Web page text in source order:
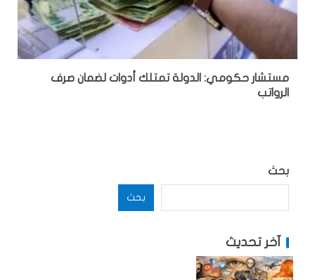
مستشار حكومي: الدولة تمتلك أدوات لضمان صرف
الرواتب
بحث
بحث
آخر تحديث